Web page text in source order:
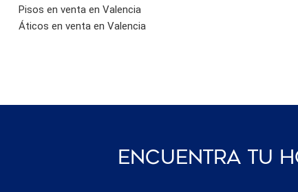
Pisos en venta en Valencia
Áticos en venta en Valencia
Encuentra Tu